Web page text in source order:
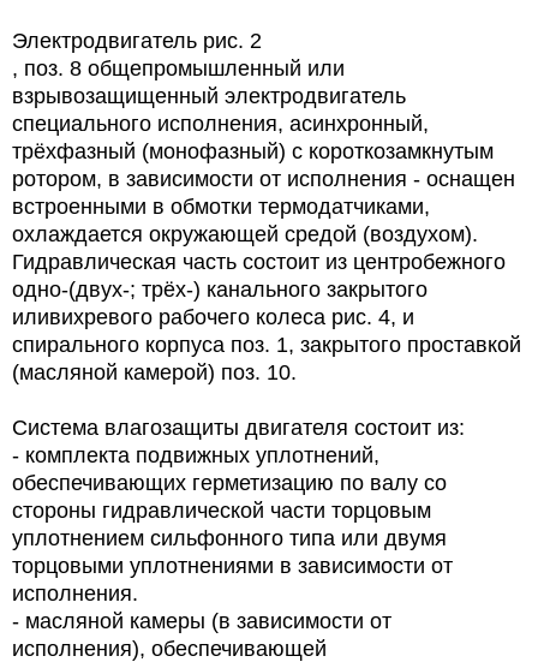
Электродвигатель рис. 2
, поз. 8 общепромышленный или
взрывозащищенный электродвигатель
специального исполнения, асинхронный,
трёхфазный (монофазный) с короткозамкнутым
ротором, в зависимости от исполнения - оснащен
встроенными в обмотки термодатчиками,
охлаждается окружающей средой (воздухом).
Гидравлическая часть состоит из центробежного
одно-(двух-; трёх-) канального закрытого
иливихревого рабочего колеса рис. 4, и
спирального корпуса поз. 1, закрытого проставкой
(масляной камерой) поз. 10.
Система влагозащиты двигателя состоит из:
- комплекта подвижных уплотнений,
обеспечивающих герметизацию по валу со
стороны гидравлической части торцовым
уплотнением сильфонного типа или двумя
торцовыми уплотнениями в зависимости от
исполнения.
- масляной камеры (в зависимости от
исполнения), обеспечивающей